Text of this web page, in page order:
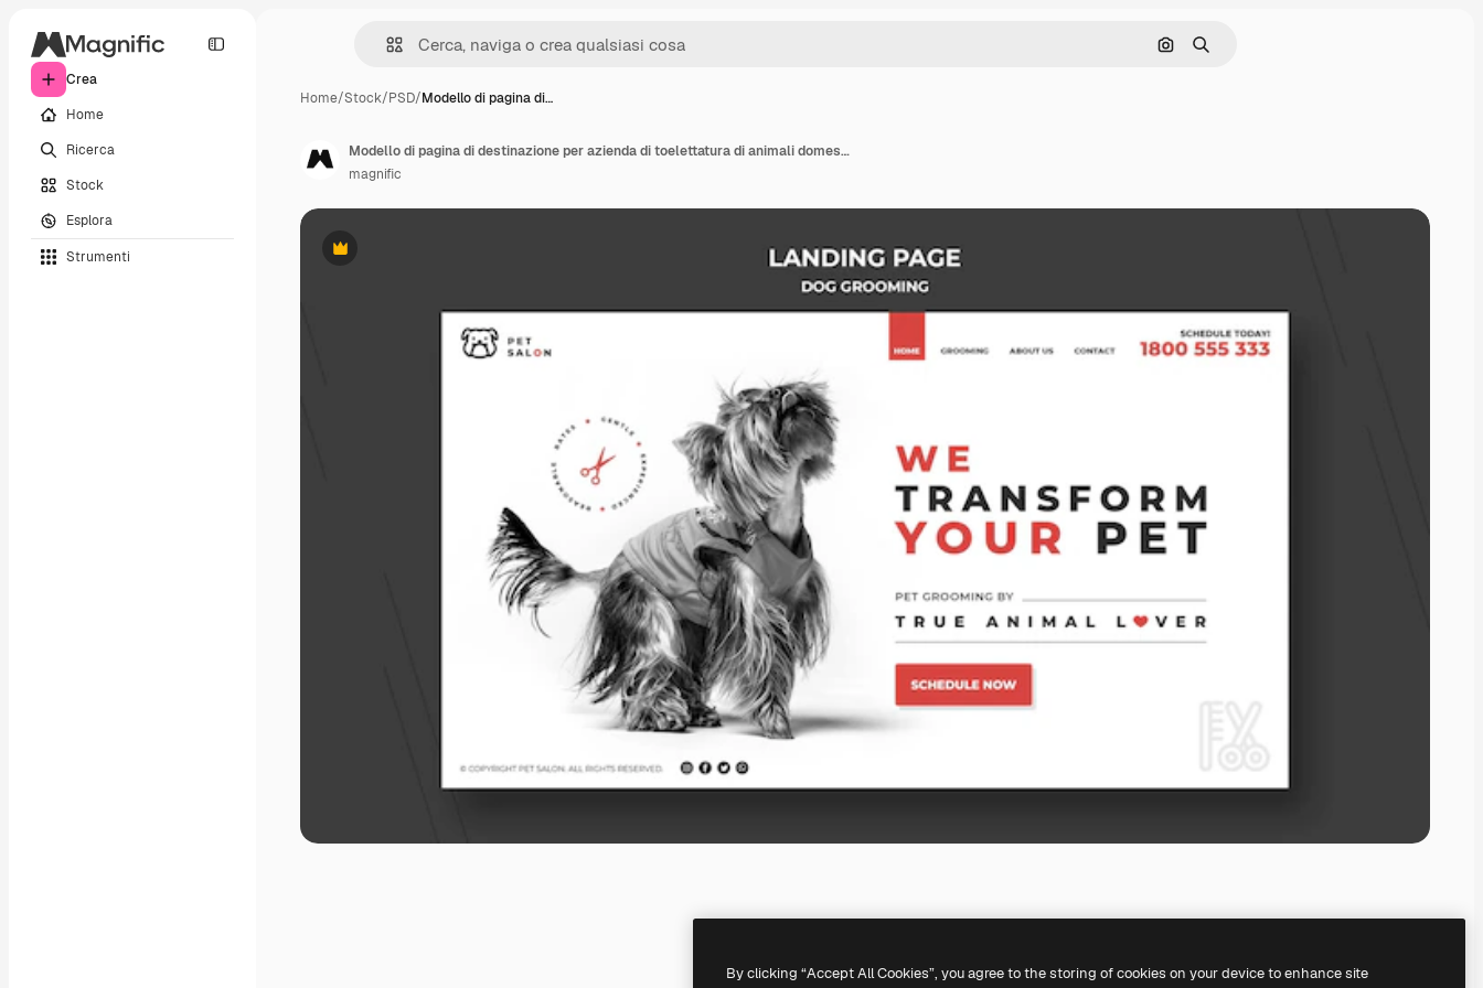
Crea
Home
Ricerca
Stock
Esplora
Strumenti
Cerca per immagine
Ricerca
Home/Stock/PSD/Modello di pagina di…
Premium
Modello di pagina di destinazione per azienda di toelettatura di animali domestici
magnific
By clicking “Accept All Cookies”, you agree to the storing of cookies on your device to enhance site